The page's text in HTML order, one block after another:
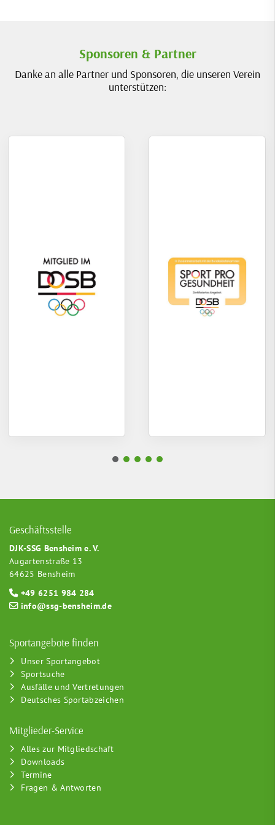
Sponsoren & Partner
Danke an alle Partner und Sponsoren, die unseren Verein
unterstützen:
Geschäftsstelle
DJK-SSG Bensheim e. V.
Augartenstraße 13
64625 Bensheim
+49 6251 984 284
info@ssg-bensheim.de
Sportangebote finden
Unser Sportangebot
Sportsuche
Ausfälle und Vertretungen
Deutsches Sportabzeichen
Mitglieder-Service
Alles zur Mitgliedschaft
Downloads
Termine
Fragen & Antworten